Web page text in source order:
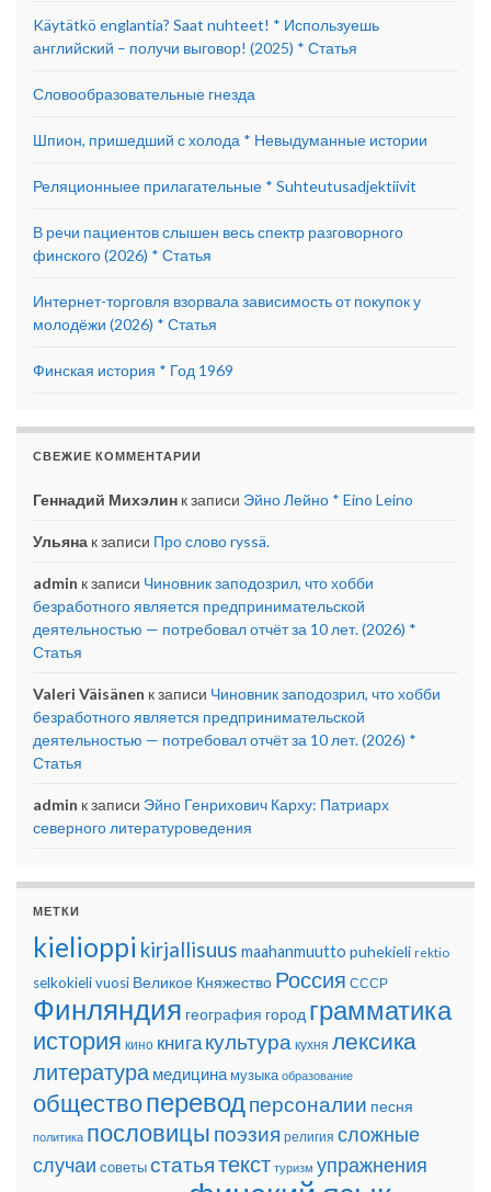
Käytätkö englantia? Saat nuhteet! * Используешь
английский – получи выговор! (2025) * Статья
Словообразовательные гнезда
Шпион, пришедший с холода * Невыдуманные истории
Реляционныее прилагательные * Suhteutusadjektiivit
В речи пациентов слышен весь спектр разговорного
финского (2026) * Статья
Интернет-торговля взорвала зависимость от покупок у
молодёжи (2026) * Статья
Финская история * Год 1969
СВЕЖИЕ КОММЕНТАРИИ
Геннадий Михэлин к записи Эйно Лейно * Eino Leino
Ульяна к записи Про слово ryssä.
admin к записи Чиновник заподозрил, что хобби
безработного является предпринимательской
деятельностью — потребовал отчёт за 10 лет. (2026) *
Статья
Valeri Väisänen к записи Чиновник заподозрил, что хобби
безработного является предпринимательской
деятельностью — потребовал отчёт за 10 лет. (2026) *
Статья
admin к записи Эйно Генрихович Карху: Патриарх
северного литературоведения
МЕТКИ
kielioppi kirjallisuus maahanmuutto puhekieli rektio
selkokielivuosi Великое Княжество Россия СССР
Финляндия география город грамматика
история кино книгакультура кухня лексика
литература медицина музыка образование
обществопереводперсоналии песня
политика пословицы поэзия религия сложные
случаи советыстатьятекст туризм упражнения